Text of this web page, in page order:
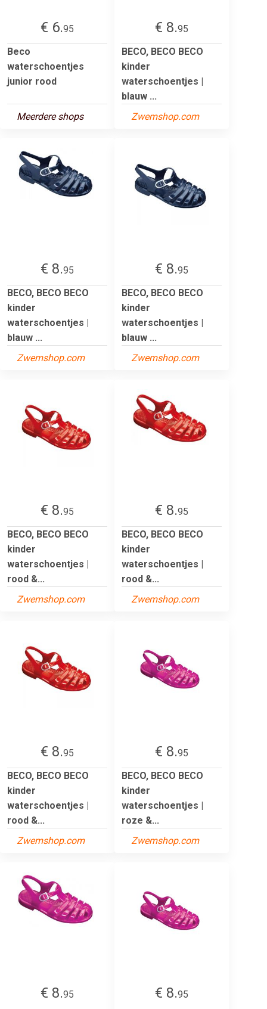
€ 6.95
Beco
waterschoentjes
junior rood
Meerdere shops
€ 8.95
BECO, BECO BECO
kinder
waterschoentjes |
blauw ...
Zwemshop.com
€ 8.95
BECO, BECO BECO
kinder
waterschoentjes |
blauw ...
Zwemshop.com
€ 8.95
BECO, BECO BECO
kinder
waterschoentjes |
blauw ...
Zwemshop.com
€ 8.95
BECO, BECO BECO
kinder
waterschoentjes |
rood &...
Zwemshop.com
€ 8.95
BECO, BECO BECO
kinder
waterschoentjes |
rood &...
Zwemshop.com
€ 8.95
BECO, BECO BECO
kinder
waterschoentjes |
rood &...
Zwemshop.com
€ 8.95
BECO, BECO BECO
kinder
waterschoentjes |
roze &...
Zwemshop.com
€ 8.95 € 8.95